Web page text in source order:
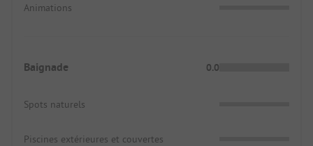
Animations
Baignade 0.0
Spots naturels
Piscines extérieures et couvertes